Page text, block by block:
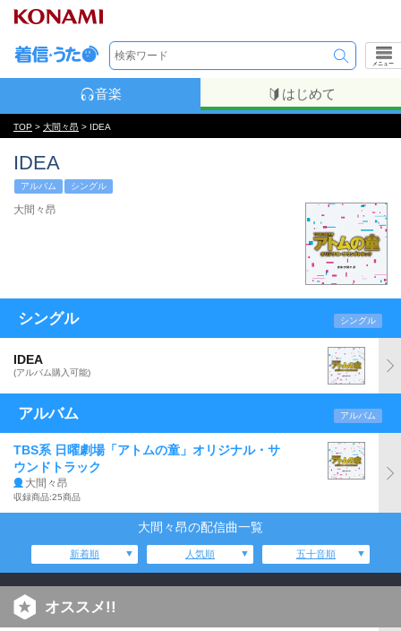
メニュー
音楽 はじめて
TOP > 大間々昂 > IDEA
IDEA
アルバム シングル
大間々昂
シングル シングル
IDEA
(アルバム購入可能)
アルバム アルバム
TBS系 日曜劇場「アトムの童」オリジナル・サ
ウンドトラック
大間々昂
収録商品:25商品
大間々昂の配信曲一覧
新着順 人気順 五十音順
オススメ!!